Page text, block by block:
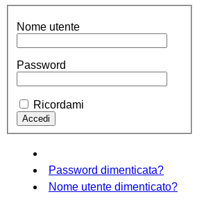
Nome utente
Password
Ricordami
Password dimenticata?
Nome utente dimenticato?